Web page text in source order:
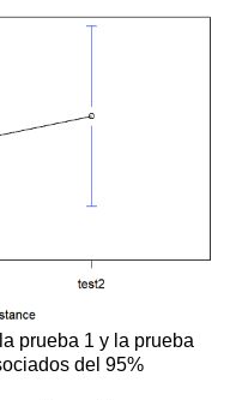
prueba 1 y la prueba
del 95%